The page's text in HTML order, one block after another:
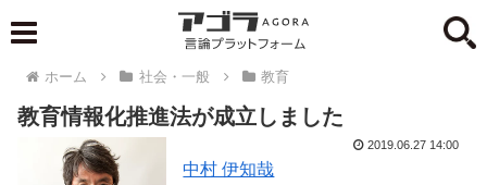
ホーム 社会・一般 教育
教育情報化推進法が成立しました
中村 伊知哉
2019.06.27 14:00